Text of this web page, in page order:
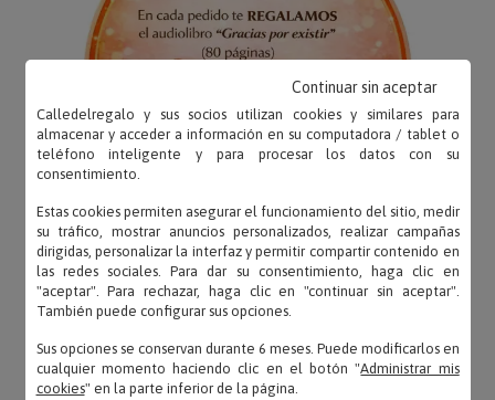
TE GUSTARÁ TAMBIÉN
TOP VENTAS TOP VENTAS
Calledelregalo y sus socios utilizan cookies y similares para
almacenar y acceder a información en su computadora / tablet o
teléfono inteligente y para procesar los datos con su
consentimiento.
Estas cookies permiten asegurar el funcionamiento del sitio, medir
su tráfico, mostrar anuncios personalizados, realizar campañas
dirigidas, personalizar la interfaz y permitir compartir contenido en
las redes sociales. Para dar su consentimiento, haga clic en
"aceptar". Para rechazar, haga clic en "continuar sin aceptar".
También puede configurar sus opciones.
Sus opciones se conservan durante 6 meses. Puede modificarlos en
cualquier momento haciendo clic en el botón "Administrar mis
cookies" en la parte inferior de la página.
Continuar sin aceptar